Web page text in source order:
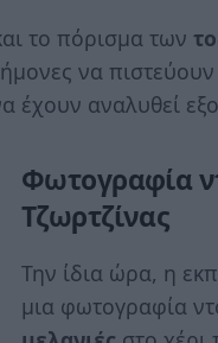
το πόρισμα των
να
έχουν αναλυθεί
Φωτογραφία
Τζωρτζίνας
Την ίδια ώρα, η
μια φωτογραφία